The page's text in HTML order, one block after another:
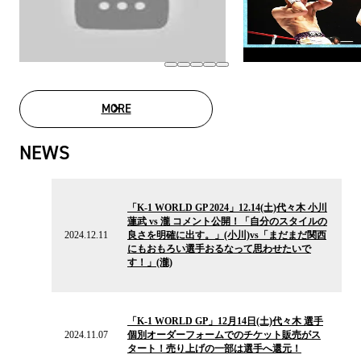
MOREMOVIE LIST
NEWS
2024.12.11
「K-1 WORLD GP 2024」12.14(土)代々木 小川
蓮武 vs 瀧 コメント公開！「自分のスタイルの
良さを明確に出す。」(小川)vs「まだまだ関西
にもおもろい選手おるなって思わせたいで
す！」(瀧)
2024.11.07
「K-1 WORLD GP」12月14日(土)代々木 選手
個別オーダーフォームでのチケット販売がス
タート！売り上げの一部は選手へ還元！